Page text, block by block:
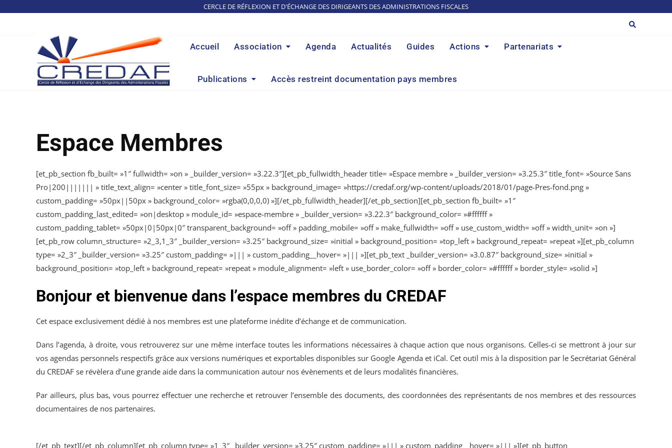
CERCLE DE RÉFLEXION ET D'ÉCHANGE DES DIRIGEANTS DES ADMINISTRATIONS FISCALES
Accueil Association Agenda Actualités Guides Actions Partenariats
Publications Accès restreint documentation pays membres
Espace Membres
[et_pb_section fb_built= »1″ fullwidth= »on » _builder_version= »3.22.3″][et_pb_fullwidth_header title= »Espace membre » _builder_version= »3.25.3″ title_font= »Source Sans
Pro|200||||||| » title_text_align= »center » title_font_size= »55px » background_image= »https://credaf.org/wp-content/uploads/2018/01/page-Pres-fond.png »
custom_padding= »50px||50px » background_color= »rgba(0,0,0,0) »][/et_pb_fullwidth_header][/et_pb_section][et_pb_section fb_built= »1″
custom_padding_last_edited= »on|desktop » module_id= »espace-membre » _builder_version= »3.22.3″ background_color= »#ffffff »
custom_padding_tablet= »50px|0|50px|0″ transparent_background= »off » padding_mobile= »off » make_fullwidth= »off » use_custom_width= »off » width_unit= »on »]
[et_pb_row column_structure= »2_3,1_3″ _builder_version= »3.25″ background_size= »initial » background_position= »top_left » background_repeat= »repeat »][et_pb_column
type= »2_3″ _builder_version= »3.25″ custom_padding= »||| » custom_padding__hover= »||| »][et_pb_text _builder_version= »3.0.87″ background_size= »initial »
background_position= »top_left » background_repeat= »repeat » module_alignment= »left » use_border_color= »off » border_color= »#ffffff » border_style= »solid »]
Bonjour et bienvenue dans l’espace membres du CREDAF
Cet espace exclusivement dédié à nos membres est une plateforme inédite d’échange et de communication.
Dans l’agenda, à droite, vous retrouverez sur une même interface toutes les informations nécessaires à chaque action que nous organisons. Celles-ci se mettront à jour sur
vos agendas personnels respectifs grâce aux versions numériques et exportables disponibles sur Google Agenda et iCal. Cet outil mis à la disposition par le Secrétariat Général
du CREDAF se révèlera d’une grande aide dans la communication autour nos évènements et de leurs modalités financières.
Par ailleurs, plus bas, vous pourrez effectuer une recherche et retrouver l’ensemble des documents, des coordonnées des représentants de nos membres et des ressources
documentaires de nos partenaires.
[/et_pb_text][/et_pb_column][et_pb_column type= »1_3″ _builder_version= »3.25″ custom_padding= »||| » custom_padding__hover= »||| »][et_pb_button